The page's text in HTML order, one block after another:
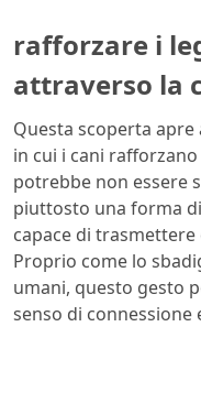
rafforzare i
attraverso la
Questa scoperta
in cui i cani
potrebbe non essere
piuttosto una forma
capace di
Proprio come lo
umani, questo gesto
senso di connessione